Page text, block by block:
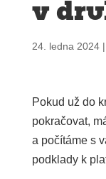
v
24. ledna 2024|
Pokud už do
pokračovat,
a počítáme s
podklady k